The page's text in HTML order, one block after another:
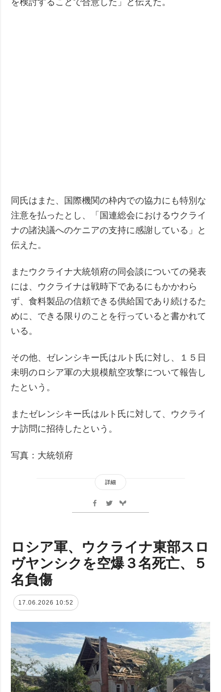
同氏はまた、国際機関の枠内での協力にも特別な
注意を払ったとし、「国連総会におけるウクライ
ナの諸決議へのケニアの支持に感謝している」と
伝えた。
またウクライナ大統領府の同会談についての発表
には、ウクライナは戦時下であるにもかかわら
ず、食料製品の信頼できる供給国であり続けるた
めに、できる限りのことを行っていると書かれて
いる。
その他、ゼレンシキー氏はルト氏に対し、１５日
未明のロシア軍の大規模航空攻撃について報告し
たという。
またゼレンシキー氏はルト氏に対して、ウクライ
ナ訪問に招待したという。
写真：大統領府
詳細
ロシア軍、ウクライナ東部スロ
ヴヤンシクを空爆３名死亡、５
名負傷
17.06.2026 10:52